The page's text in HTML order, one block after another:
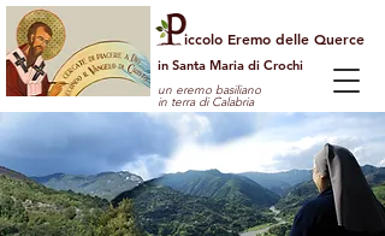
iccolo Eremo delle Querce
in Santa Maria di Crochi
un eremo basiliano
in terra di Calabria